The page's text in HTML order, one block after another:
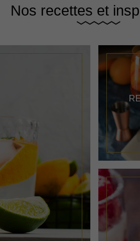
Nos recettes et